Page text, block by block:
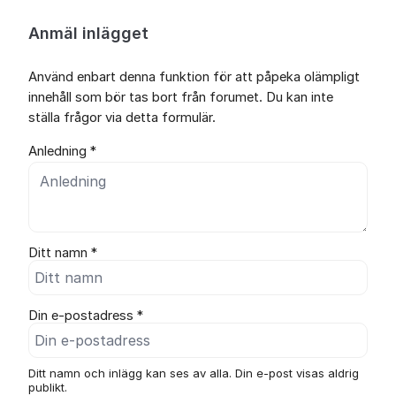
Anmäl inlägget
Använd enbart denna funktion för att påpeka olämpligt
innehåll som bör tas bort från forumet. Du kan inte
ställa frågor via detta formulär.
Anledning *
Ditt namn *
Din e-postadress *
Ditt namn och inlägg kan ses av alla. Din e-post visas aldrig
publikt.